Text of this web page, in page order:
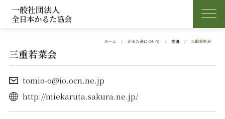
一般社団法人
全日本かるた協会
ホーム かるた会について 東海 三重若菜会
三重若菜会
tomio-o@io.ocn.ne.jp
http://miekaruta.sakura.ne.jp/